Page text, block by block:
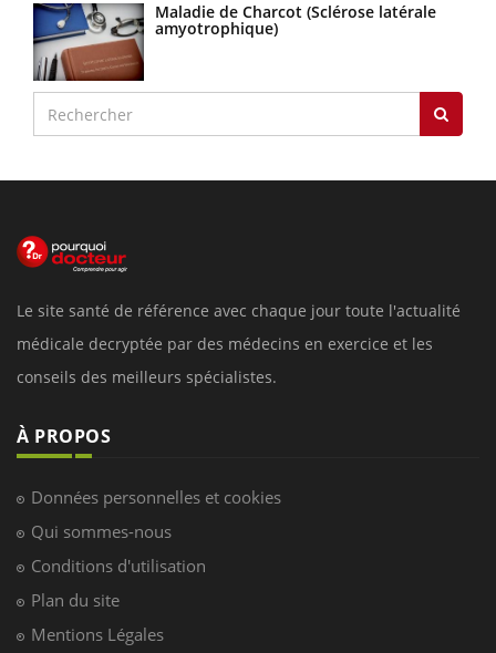
Maladie de Charcot (Sclérose latérale
amyotrophique)
Le site santé de référence avec chaque jour toute l'actualité
médicale decryptée par des médecins en exercice et les
conseils des meilleurs spécialistes.
À PROPOS
Données personnelles et cookies
Qui sommes-nous
Conditions d'utilisation
Plan du site
Mentions Légales